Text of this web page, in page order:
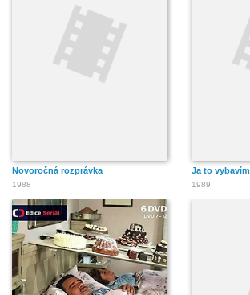
Novoročná rozprávka
1988
Ja to vybavím
1989